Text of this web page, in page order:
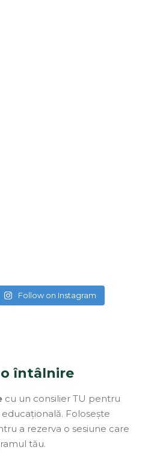
Follow on Instagram
o întâlnire
cu un consilier TU pentru
Folosește
a rezerva o sesiune care
tău.